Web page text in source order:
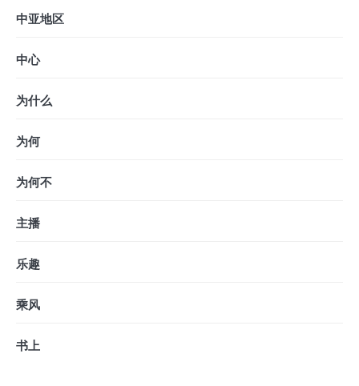
中亚地区
中心
为什么
为何
为何不
主播
乐趣
乘风
书上